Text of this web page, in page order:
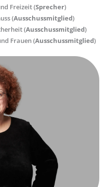
Freizeit (Sprecher)
(Ausschussmitglied)
(Ausschussmitglied)
Frauen (Ausschussmitglied)